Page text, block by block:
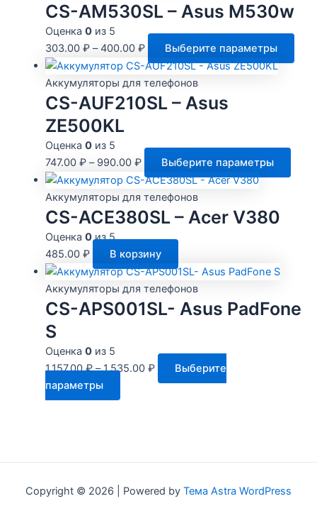
CS-AM530SL – Asus M530w
Оценка 0из 5
303.00 ₽–400.00 ₽ Выберите параметры
Аккумуляторы для телефонов
CS-AUF210SL – Asus
ZE500KL
Оценка 0из 5
747.00 ₽– 990.00 ₽ Выберите параметры
Аккумуляторы для телефонов
CS-ACE380SL – Acer V380
Оценка 0из 5
485.00 ₽ В корзину
Аккумуляторы для телефонов
CS-APS001SL- Asus PadFone
S
Оценка 0из 5
1,157.00₽–1,535.00 ₽
Выберите
параметры
товар
можно
Copyright © 2026 | Powered by Тема Astra WordPress